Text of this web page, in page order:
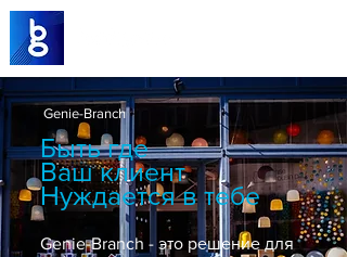
Genie-Branch
Быть где
Ваш клиент
Нуждается в тебе
Genie-Branch - это решение для